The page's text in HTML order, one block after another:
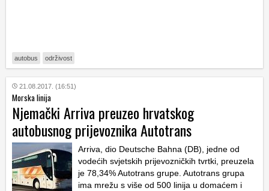
autobus održivost
21.08.2017. (16:51)
Morska linija
Njemački Arriva preuzeo hrvatskog
autobusnog prijevoznika Autotrans
Arriva, dio Deutsche Bahna (DB), jedne od
vodećih svjetskih prijevozničkih tvrtki, preuzela
je 78,34% Autotrans grupe. Autotrans grupa
ima mrežu s više od 500 linija u domaćem i